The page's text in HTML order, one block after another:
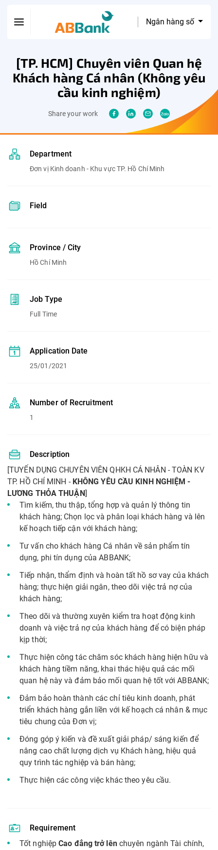
Ngân hàng số
[TP. HCM] Chuyên viên Quan hệ
Khách hàng Cá nhân (Không yêu
cầu kinh nghiệm)
Share your work
Department
Đơn vị Kinh doanh - Khu vực TP. Hồ Chí Minh
Field
Province / City
Hồ Chí Minh
Job Type
Full Time
Application Date
25/01/2021
Number of Recruitment
1
Description
[TUYỂN DỤNG CHUYÊN VIÊN QHKH CÁ NHÂN - TOÀN KV
TP. HỒ CHÍ MINH - KHÔNG YÊU CẦU KINH NGHIỆM -
LƯƠNG THỎA THUẬN]
Tìm kiếm, thu thập, tổng hợp và quản lý thông tin
khách hàng; Chọn lọc và phân loại khách hàng và lên
kế hoạch tiếp cận với khách hàng;
Tư vấn cho khách hàng Cá nhân về sản phẩm tín
dụng, phi tín dụng của ABBANK;
Tiếp nhận, thẩm định và hoàn tất hồ sơ vay của khách
hàng; thực hiện giải ngân, theo dõi việc trả nợ của
khách hàng;
Theo dõi và thường xuyên kiểm tra hoạt động kinh
doanh và việc trả nợ của khách hàng để có biện pháp
kịp thời;
Thực hiện công tác chăm sóc khách hàng hiện hữu và
khách hàng tiềm năng, khai thác hiệu quả các mối
quan hệ này và đảm bảo mối quan hệ tốt với ABBANK;
Đảm bảo hoàn thành các chỉ tiêu kinh doanh, phát
triển khách hàng gắn liền với kế hoạch cá nhân & mục
tiêu chung của Đơn vị;
Đóng góp ý kiến và đề xuất giải pháp/ sáng kiến để
nâng cao chất lượng dịch vụ Khách hàng, hiệu quả
quy trình tác nghiệp và bán hàng;
Thực hiện các công việc khác theo yêu cầu.
Requirement
Tốt nghiệpCao đẳng trở lênchuyên ngành Tài chính,